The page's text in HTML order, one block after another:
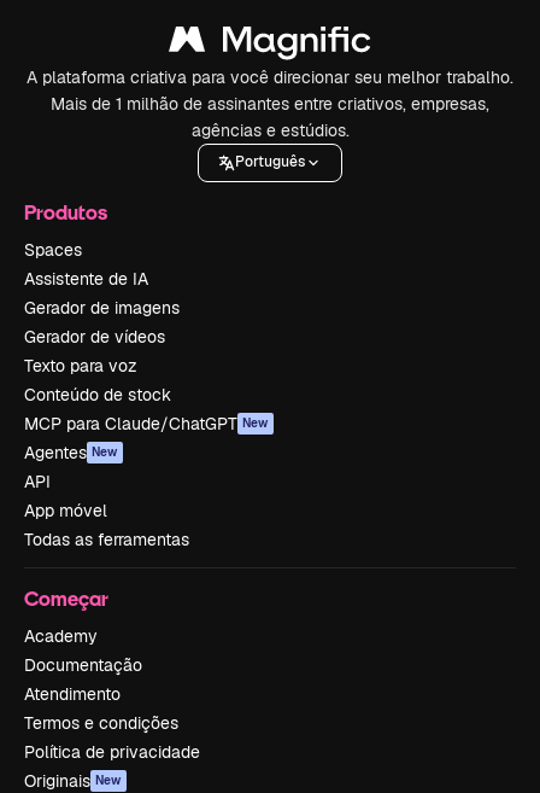
A plataforma criativa para você direcionar seu melhor trabalho.
Mais de 1 milhão de assinantes entre criativos, empresas,
agências e estúdios.
Português
Produtos
Spaces
Assistente de IA
Gerador de imagens
Gerador de vídeos
Texto para voz
Conteúdo de stock
MCP para Claude/ChatGPT New
Agentes New
API
App móvel
Todas as ferramentas
Começar
Academy
Documentação
Atendimento
Termos e condições
Política de privacidade
Originais New